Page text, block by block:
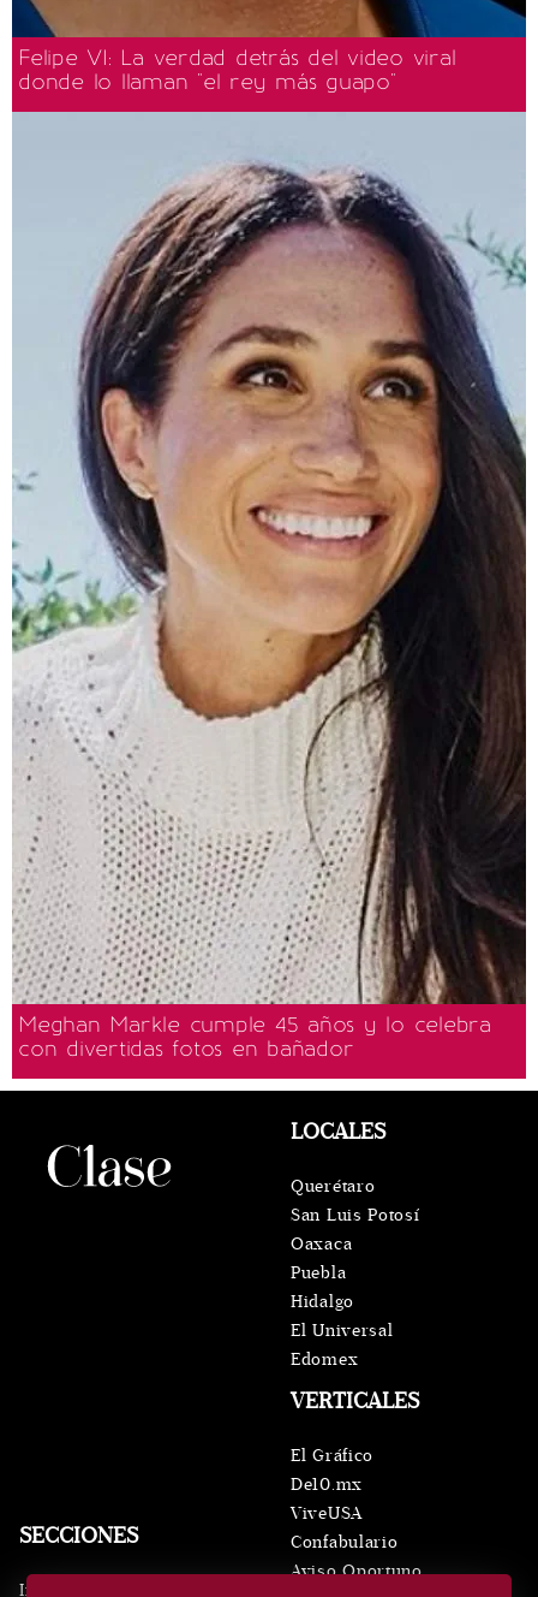
Felipe VI: La verdad detrás del video viral
donde lo llaman "el rey más guapo"
Meghan Markle cumple 45 años y lo celebra
con divertidas fotos en bañador
SECCIONES
Inicio
VERTICALES
El Gráfico
De10.mx
ViveUSA
Confabulario
Aviso Oportuno
LOCALES
Querétaro
San Luis Potosí
Oaxaca
Puebla
Hidalgo
El Universal
Edomex